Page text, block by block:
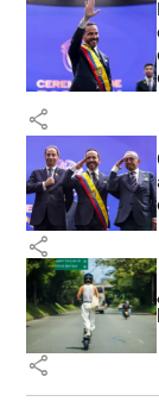
share
share
share